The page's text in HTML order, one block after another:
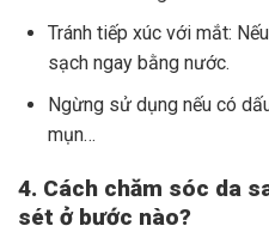
Tránh tiếp xúc với mắt:
sạch ngay bằng nước.
Ngừng sử dụng nếu có
mụn…
4. Cách chăm sóc da
sét ở bước nào?